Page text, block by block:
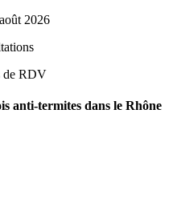
2026
de RDV
anti-termites dans le Rhône